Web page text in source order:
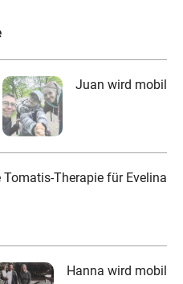
Juan wird mobil
Tomatis-Therapie für Evelina
Hanna wird mobil